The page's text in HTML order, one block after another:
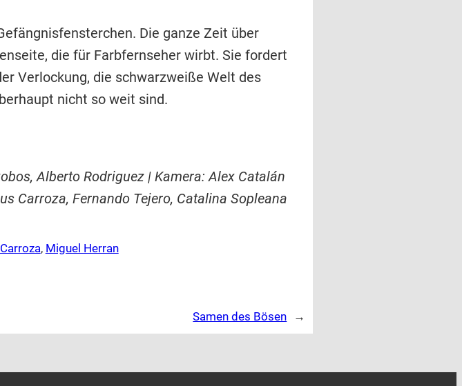
Die ganze Zeit über
die für Farbfernseher wirbt. Sie fordert
Verlockung, die schwarzweiße Welt des
nicht so weit sind.
Alberto Rodriguez | Kamera: Alex Catalán
Carroza, Fernando Tejero, Catalina Sopleana
, Miguel Herran
Samen des Bösen →